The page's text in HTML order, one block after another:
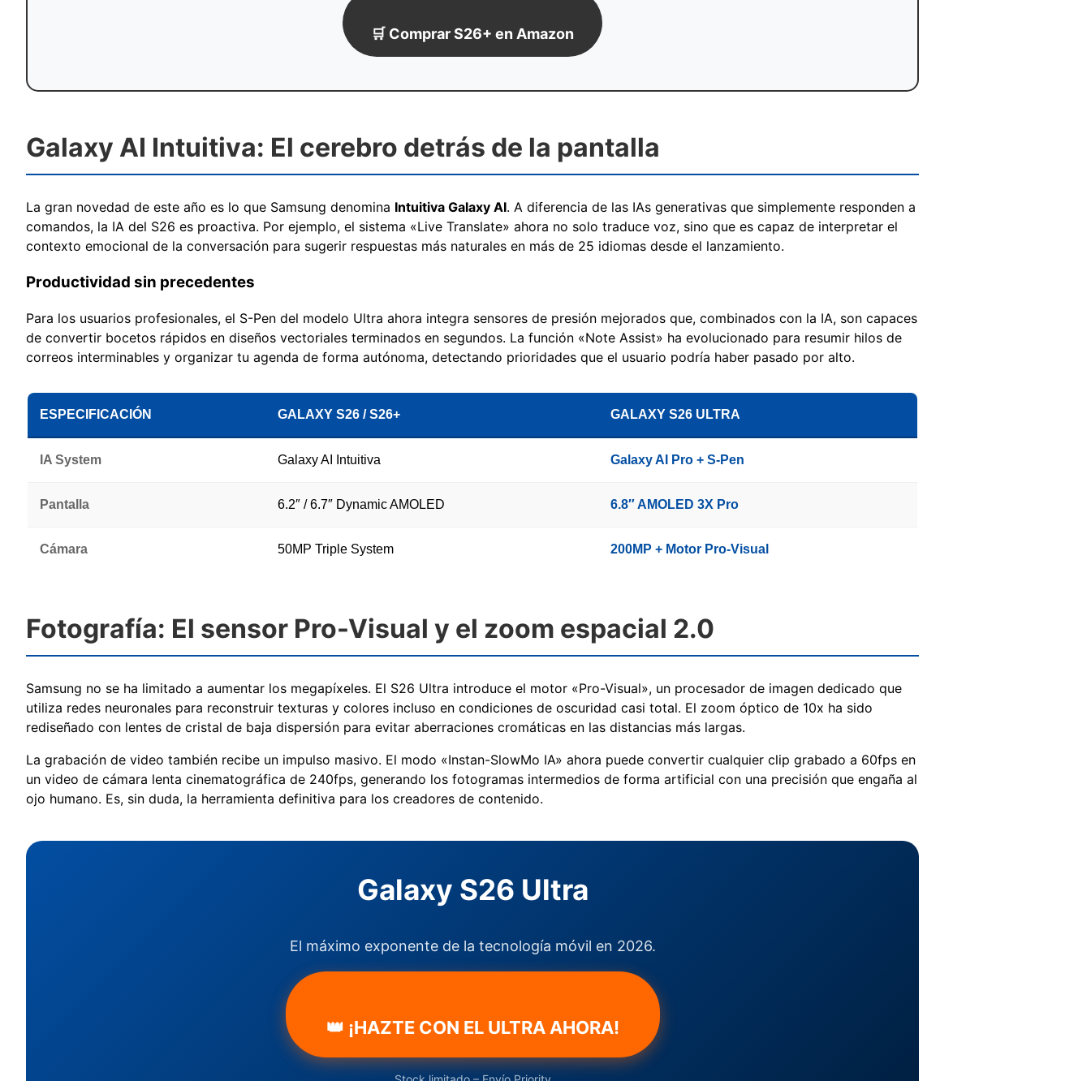
🛒 Comprar S26+ en Amazon
Galaxy AI Intuitiva: El cerebro detrás de la pantalla
La gran novedad de este año es lo que Samsung denomina Intuitiva Galaxy AI. A diferencia de las IAs generativas que simplemente responden a
comandos, la IA del S26 es proactiva. Por ejemplo, el sistema «Live Translate» ahora no solo traduce voz, sino que es capaz de interpretar el
contexto emocional de la conversación para sugerir respuestas más naturales en más de 25 idiomas desde el lanzamiento.
Productividad sin precedentes
Para los usuarios profesionales, el S-Pen del modelo Ultra ahora integra sensores de presión mejorados que, combinados con la IA, son capaces
de convertir bocetos rápidos en diseños vectoriales terminados en segundos. La función «Note Assist» ha evolucionado para resumir hilos de
correos interminables y organizar tu agenda de forma autónoma, detectando prioridades que el usuario podría haber pasado por alto.
ESPECIFICACIÓN GALAXY S26 / S26+ GALAXY S26 ULTRA
IA System Galaxy AI Intuitiva Galaxy AI Pro + S-Pen
Pantalla 6.2″ / 6.7″ Dynamic AMOLED 6.8″ AMOLED 3X Pro
Cámara 50MP Triple System 200MP + Motor Pro-Visual
Fotografía: El sensor Pro-Visual y el zoom espacial 2.0
Samsung no se ha limitado a aumentar los megapíxeles. El S26 Ultra introduce el motor «Pro-Visual», un procesador de imagen dedicado que
utiliza redes neuronales para reconstruir texturas y colores incluso en condiciones de oscuridad casi total. El zoom óptico de 10x ha sido
rediseñado con lentes de cristal de baja dispersión para evitar aberraciones cromáticas en las distancias más largas.
La grabación de video también recibe un impulso masivo. El modo «Instan-SlowMo IA» ahora puede convertir cualquier clip grabado a 60fps en
un video de cámara lenta cinematográfica de 240fps, generando los fotogramas intermedios de forma artificial con una precisión que engaña al
ojo humano. Es, sin duda, la herramienta definitiva para los creadores de contenido.
Galaxy S26 Ultra
El máximo exponente de la tecnología móvil en 2026.
👑 ¡HAZTE CON EL ULTRA AHORA!